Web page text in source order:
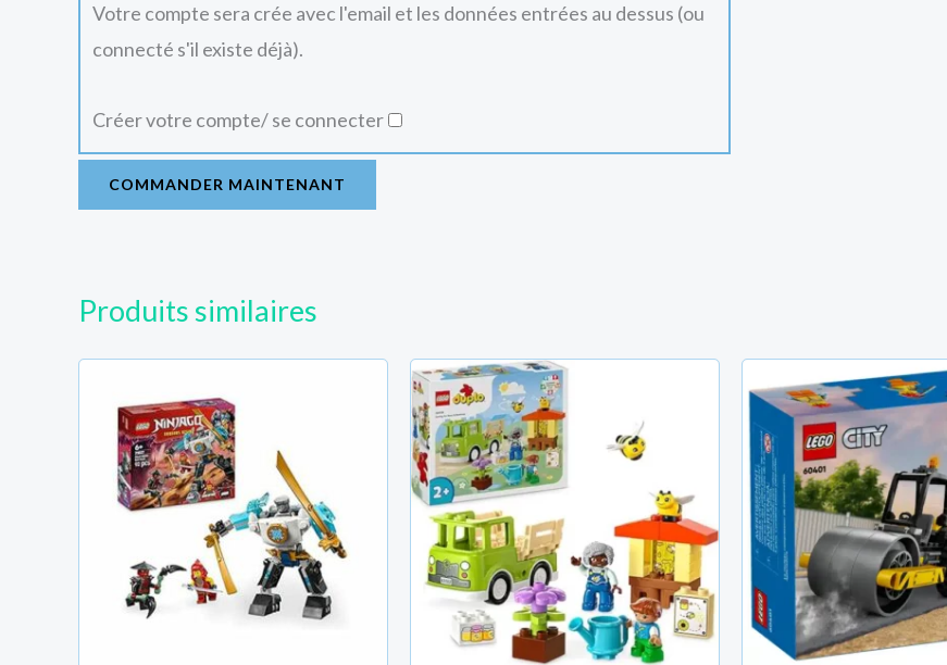
Votre compte sera crée avec l'email et les données entrées au dessus (ou
connecté s'il existe déjà).
Créer votre compte/ se connecter
COMMANDER MAINTENANT
Produits similaires